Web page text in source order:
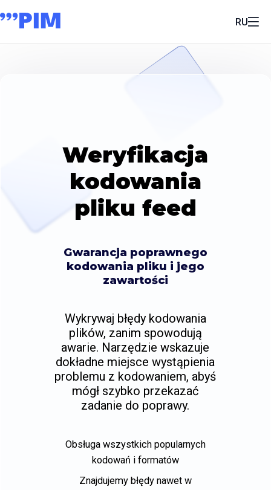
RU
Weryfikacja
kodowania
pliku feed
Gwarancja poprawnego
kodowania pliku i jego
zawartości
Wykrywaj błędy kodowania
plików, zanim spowodują
awarie. Narzędzie wskazuje
dokładne miejsce wystąpienia
problemu z kodowaniem, abyś
mógł szybko przekazać
zadanie do poprawy.
Obsługa wszystkich popularnych
kodowań i formatów
Znajdujemy błędy nawet w